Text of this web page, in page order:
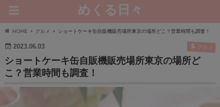
めくる日々
HOME グルメ ショートケーキ缶自販機販売場所東京の場所どこ？営業時間も調査！
2023.06.03 グルメ
ショートケーキ缶自販機販売場所東京の場所ど
こ？営業時間も調査！